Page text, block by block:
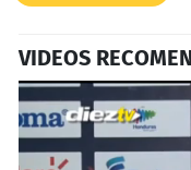
VIDEOS